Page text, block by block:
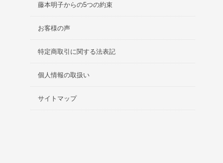
藤本明子からの5つの約束
お客様の声
特定商取引に関する法表記
個人情報の取扱い
サイトマップ